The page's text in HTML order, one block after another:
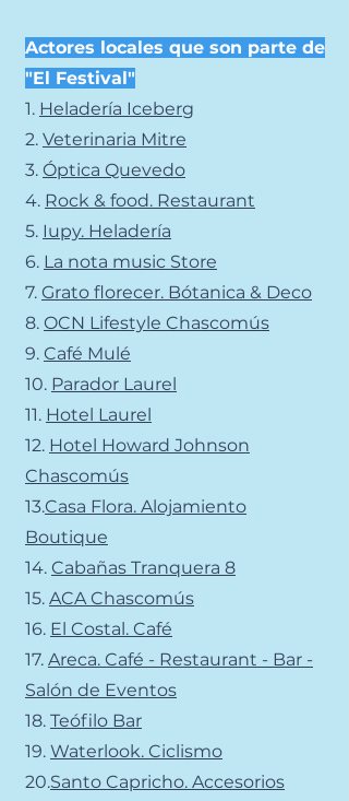
Actores locales que son parte de
"El Festival"
1. Heladería Iceberg
2. Veterinaria Mitre
3. Óptica Quevedo
4. Rock & food. Restaurant
5. Iupy. Heladería
6. La nota music Store
7. Grato florecer. Bótanica & Deco
8. OCN Lifestyle Chascomús
9. Café Mulé
10. Parador Laurel
11. Hotel Laurel
12. Hotel Howard Johnson
Chascomús
13.Casa Flora. Alojamiento
Boutique
14. Cabañas Tranquera 8
15. ACA Chascomús
16. El Costal. Café
17. Areca. Café - Restaurant - Bar -
Salón de Eventos
18. Teófilo Bar
19. Waterlook. Ciclismo
20.Santo Capricho. Accesorios